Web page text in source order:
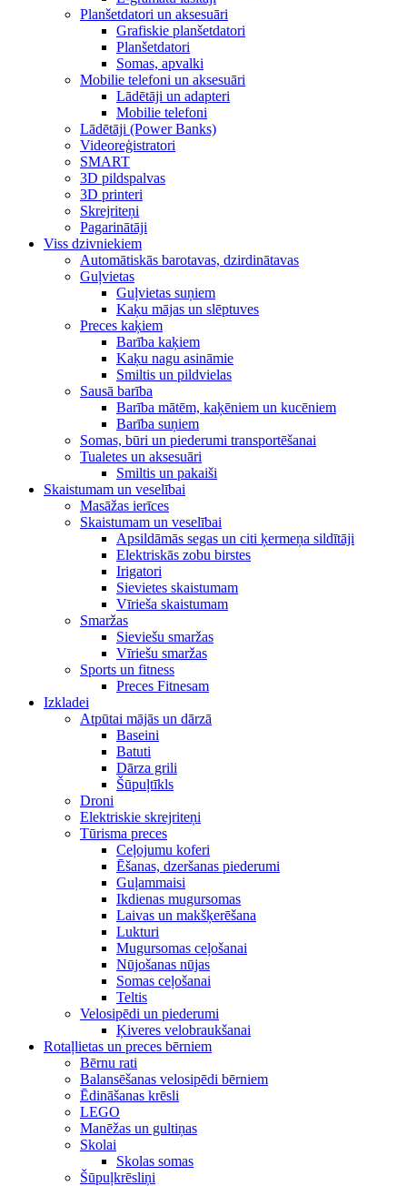
Planšetdatori un aksesuāri
Grafiskie planšetdatori
Planšetdatori
Somas, apvalki
Mobilie telefoni un aksesuāri
Lādētāji un adapteri
Mobilie telefoni
Lādētāji (Power Banks)
Videoreģistratori
SMART
3D pildspalvas
3D printeri
Skrejriteņi
Pagarinātāji
Viss dzivniekiem
Automātiskās barotavas, dzirdinātavas
Guļvietas
Guļvietas suņiem
Kaķu mājas un slēptuves
Preces kaķiem
Barība kaķiem
Kaķu nagu asināmie
Smiltis un pildvielas
Sausā barība
Barība mātēm, kaķēniem un kucēniem
Barība suņiem
Somas, būri un piederumi transportēšanai
Tualetes un aksesuāri
Smiltis un pakaiši
Skaistumam un veselībai
Masāžas ierīces
Skaistumam un veselībai
Apsildāmās segas un citi ķermeņa sildītāji
Elektriskās zobu birstes
Irigatori
Sievietes skaistumam
Vīrieša skaistumam
Smaržas
Sieviešu smaržas
Vīriešu smaržas
Sports un fitness
Preces Fitnesam
Izkladei
Atpūtai mājās un dārzā
Baseini
Batuti
Dārza grili
Šūpuļtīkls
Droni
Elektriskie skrejriteņi
Tūrisma preces
Ceļojumu koferi
Ēšanas, dzeršanas piederumi
Guļammaisi
Ikdienas mugursomas
Laivas un makšķerēšana
Lukturi
Mugursomas ceļošanai
Nūjošanas nūjas
Somas ceļošanai
Teltis
Velosipēdi un piederumi
Ķiveres velobraukšanai
Rotaļlietas un preces bērniem
Bērnu rati
Balansēšanas velosipēdi bērniem
Ēdināšanas krēsli
LEGO
Manēžas un gultiņas
Skolai
Skolas somas
Šūpuļkrēsliņi